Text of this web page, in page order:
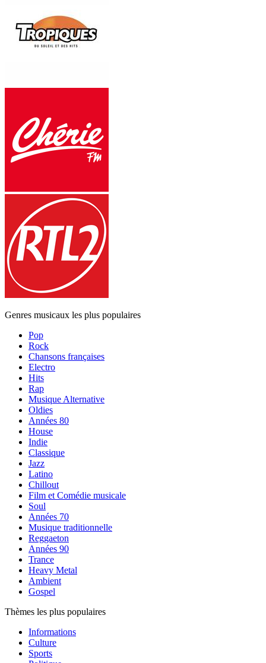
Genres musicaux les plus populaires
Pop
Rock
Chansons françaises
Electro
Hits
Rap
Musique Alternative
Oldies
Années 80
House
Indie
Classique
Jazz
Latino
Chillout
Film et Comédie musicale
Soul
Années 70
Musique traditionnelle
Reggaeton
Années 90
Trance
Heavy Metal
Ambient
Gospel
Thèmes les plus populaires
Informations
Culture
Sports